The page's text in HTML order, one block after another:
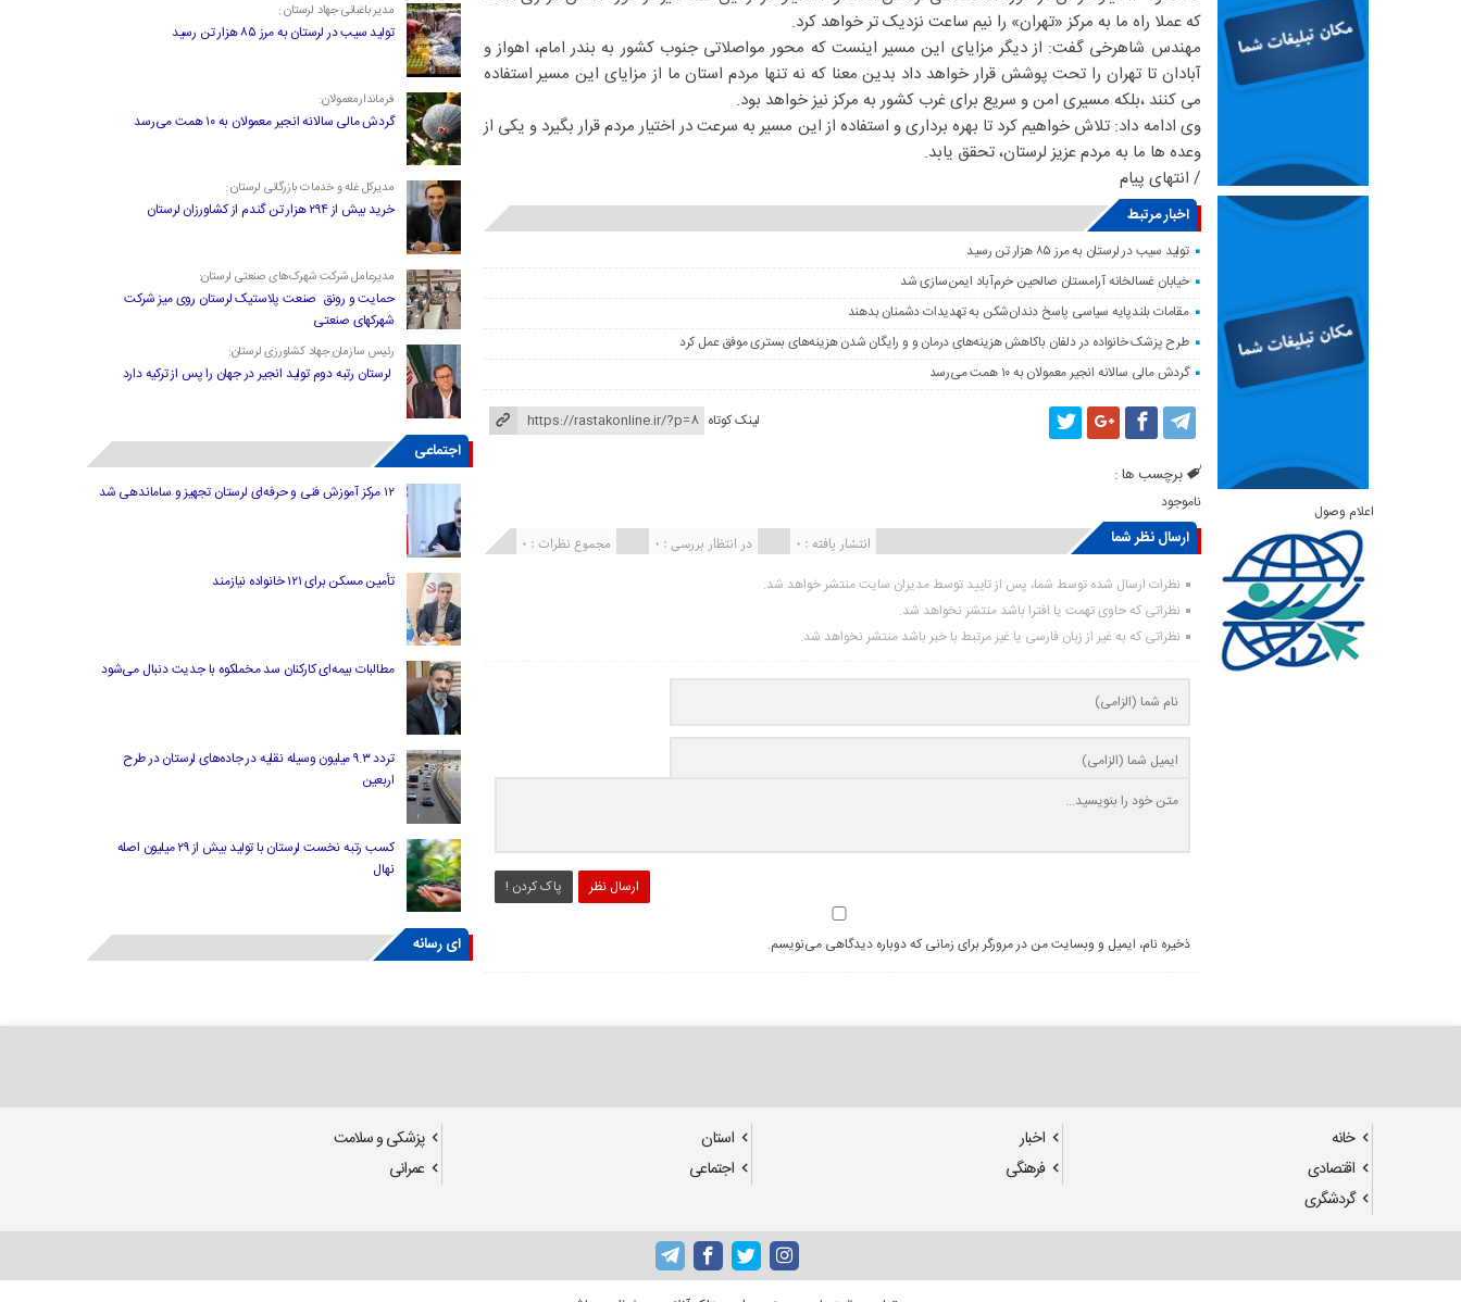
که عملا راه ما به مرکز «تهران» را نیم ساعت نزدیک تر خواهد کرد.
مهندس شاهرخی گفت: از دیگر مزایای این مسیر اینست که محور مواصلاتی جنوب کشور به بندر امام، اهواز و
آبادان تا تهران را تحت پوشش قرار خواهد داد بدین معنا که نه تنها مردم استان ما از مزایای این مسیر استفاده
می کنند ،بلکه مسیری امن و سریع برای غرب کشور به مرکز نیز خواهد بود.
وی ادامه داد: تلاش خواهیم کرد تا بهره برداری و استفاده از این مسیر به سرعت در اختیار مردم قرار بگیرد و یکی از
وعده ها ما به مردم عزیز لرستان، تحقق یابد.
/ انتهای پیام
اخبار مرتبط
تولید سیب در لرستان به مرز ۸۵ هزار تن رسید
خیابان غسالخانه آرامستان صالحین خرم‌آباد ایمن‌سازی شد
مقامات بلندپایه سیاسی پاسخ دندان‌شکن به تهدیدات دشمنان بدهند
طرح پزشک خانواده در دلفان باکاهش هزینه‌های درمان و و رایگان شدن هزینه‌های بستری موفق عمل کرد
گردش مالی سالانه انجیر معمولان به ۱۰ همت می‌رسد
لینک کوتاه
برچسب ها :
ناموجود
ارسال نظر شما مجموع نظرات : 0 در انتظار بررسی : 0 انتشار یافته : ۰
نظرات ارسال شده توسط شما، پس از تایید توسط مدیران سایت منتشر خواهد شد.
نظراتی که حاوی تهمت یا افترا باشد منتشر نخواهد شد.
نظراتی که به غیر از زبان فارسی یا غیر مرتبط با خبر باشد منتشر نخواهد شد.
ارسال نظر پاک کردن !
ذخیره نام، ایمیل و وبسایت من در مرورگر برای زمانی که دوباره دیدگاهی می‌نویسم.
اعلام وصول
مدیر باغبانی جهاد لرستان :
تولید سیب در لرستان به مرز ۸۵ هزار تن رسید
فرماندارمعمولان:
گردش مالی سالانه انجیر معمولان به ۱۰ همت می‌رسد
مدیرکل غله و خدمات بازرگانی لرستان :
خرید بیش از ۲۹۴ هزار تن گندم از کشاورزان لرستان
مدیرعامل شرکت شهرک‌های صنعتی لرستان:
حمایت و رونق صنعت پلاستیک لرستان روی میز شرکت
شهرکهای صنعتی
رئیس سازمان جهاد کشاورزی لرستان:
لرستان رتبه دوم تولید انجیر در جهان را پس از ترکیه دارد
اجتماعی
۱۲ مرکز آموزش فنی و حرفه‌ای لرستان تجهیز و ساماندهی شد
تأمین مسکن برای ۱۲۱ خانواده نیازمند
مطالبات بیمه‌ای کارکنان سد مخملکوه با جدیت دنبال می‌شود
تردد ۹.۳ میلیون وسیله نقلیه در جاده‌های لرستان در طرح
اربعین
کسب رتبه نخست لرستان با تولید بیش از ۲۹ میلیون اصله
نهال
ای رسانه
خانه اخبار استان
پزشکی و سلامت
اقتصادی
فرهنگی اجتماعی
عمرانی
گردشگری